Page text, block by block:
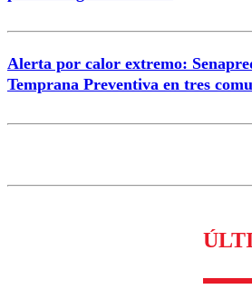
Alerta por calor extremo:
Temprana Preventiva en tres